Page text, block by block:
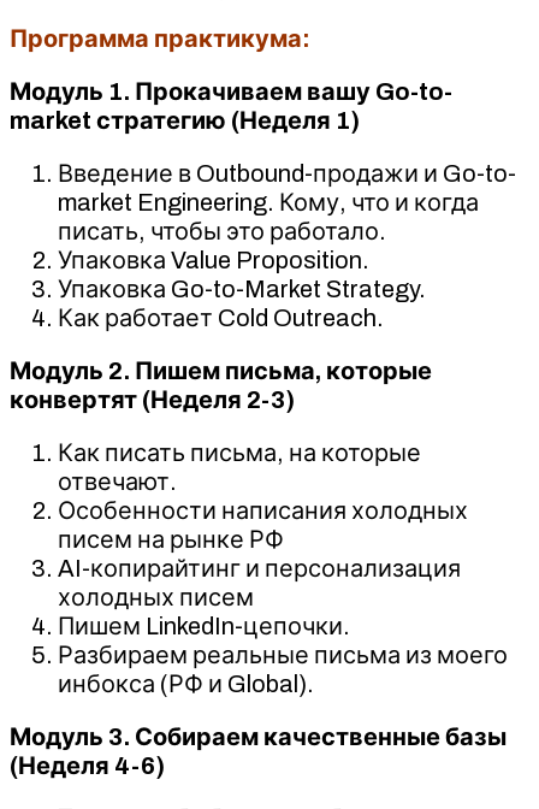
Программа практикума:
Модуль 1. Прокачиваем вашу Go-to-
market стратегию (Неделя 1)
Введение в Outbound-продажи и Go-to-
market Engineering. Кому, что и когда
писать, чтобы это работало.
Упаковка Value Proposition.
Упаковка Go-to-Market Strategy.
Как работает Cold Outreach.
Модуль 2. Пишем письма, которые
конвертят (Неделя 2-3)
Как писать письма, на которые
отвечают.
Особенности написания холодных
писем на рынке РФ
AI-копирайтинг и персонализация
холодных писем
Пишем LinkedIn-цепочки.
Разбираем реальные письма из моего
инбокса (РФ и Global).
Модуль 3. Собираем качественные базы
(Неделя 4-6)